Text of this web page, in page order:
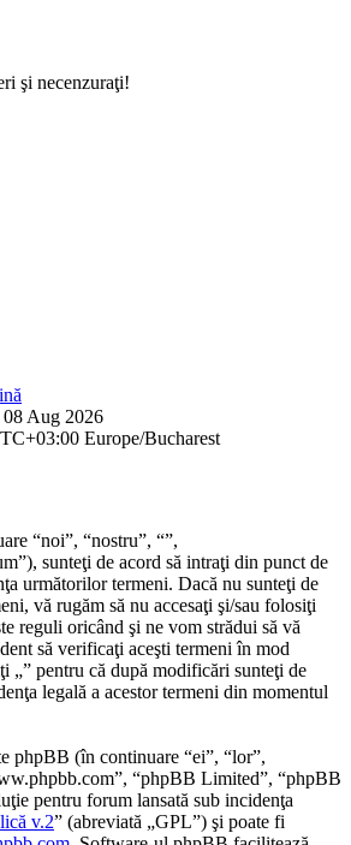
şi necenzuraţi!
08 Aug 2026
Europe/Bucharest
“noi”, “nostru”, “”,
sunteţi de acord să intraţi din punct de
următorilor termeni. Dacă nu sunteţi de
vă rugăm să nu accesaţi şi/sau folosiţi
reguli oricând şi ne vom strădui să vă
să verificaţi aceşti termeni în mod
„” pentru că după modificări sunteţi de
legală a acestor termeni din momentul
phpBB (în continuare “ei”, “lor”,
“phpBB Limited”, “phpBB
pentru forum lansată sub incidenţa
v.2” (abreviată „GPL”) şi poate fi